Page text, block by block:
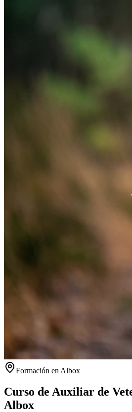
Formación en Albox
Curso de Auxiliar de
Albox